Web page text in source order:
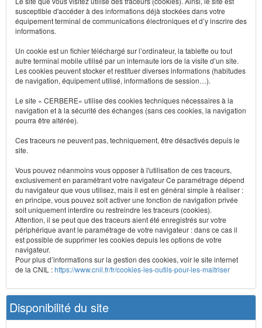
susceptible d'accéder à des informations déjà stockées dans votre
équipement terminal de communications électroniques et d’y inscrire des
informations.
Un cookie est un fichier téléchargé sur l’ordinateur, la tablette ou tout
autre terminal mobile utilisé par un internaute lors de la visite d’un site.
Les cookies peuvent stocker et restituer diverses informations (habitudes
de navigation, équipement utilisé, informations de session…).
Le site « CERBERE» utilise des cookies techniques nécessaires à la
navigation et à la sécurité des échanges (sans ces cookies, la navigation
pourra être altérée).
Ces traceurs ne peuvent pas, techniquement, être désactivés depuis le
site.
Vous pouvez néanmoins vous opposer à l'utilisation de ces traceurs,
exclusivement en paramétrant votre navigateur Ce paramétrage dépend
du navigateur que vous utilisez, mais il est en général simple à réaliser :
en principe, vous pouvez soit activer une fonction de navigation privée
soit uniquement interdire ou restreindre les traceurs (cookies).
Attention, il se peut que des traceurs aient été enregistrés sur votre
périphérique avant le paramétrage de votre navigateur : dans ce cas il
est possible de supprimer les cookies depuis les options de votre
navigateur.
Pour plus d’informations sur la gestion des cookies, voir le site internet
de la CNIL :https://www.cnil.fr/fr/cookies-les-outils-pour-les-maitriser
Disponibilité du site